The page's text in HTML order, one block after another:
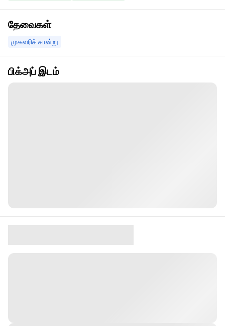
தேவைகள்
முகவரிச் சான்று
பிக்அப் இடம்